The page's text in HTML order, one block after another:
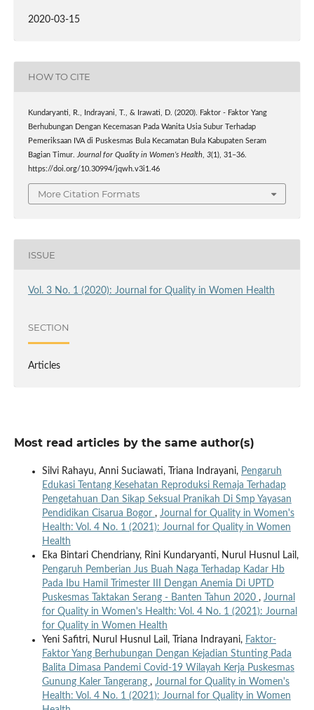
2020-03-15
HOW TO CITE
Kundaryanti, R., Indrayani, T., & Irawati, D. (2020). Faktor - Faktor Yang
Berhubungan Dengan Kecemasan Pada Wanita Usia Subur Terhadap
Pemeriksaan IVA di Puskesmas Bula Kecamatan Bula Kabupaten Seram
Bagian Timur.
Journal for Quality in Women’s Health, 3(1), 31–36.
https://doi.org/10.30994/jqwh.v3i1.46
More Citation Formats
ISSUE
Vol. 3 No. 1 (2020): Journal for Quality in Women Health
SECTION
Articles
Most read articles by the same author(s)
Silvi Rahayu, Anni Suciawati, Triana Indrayani, Pengaruh
Edukasi Tentang Kesehatan Reproduksi Remaja Terhadap
Pengetahuan Dan Sikap Seksual Pranikah Di Smp Yayasan
Pendidikan Cisarua Bogor , Journal for Quality in Women's
Health: Vol. 4 No. 1 (2021): Journal for Quality in Women
Health
Eka Bintari Chendriany, Rini Kundaryanti, Nurul Husnul Lail,
Pengaruh Pemberian Jus Buah Naga Terhadap Kadar Hb
Pada Ibu Hamil Trimester III Dengan Anemia Di UPTD
Puskesmas Taktakan Serang - Banten Tahun 2020 , Journal
for Quality in Women's Health: Vol. 4 No. 1 (2021): Journal
for Quality in Women Health
Yeni Safitri, Nurul Husnul Lail, Triana Indrayani, Faktor-
Faktor Yang Berhubungan Dengan Kejadian Stunting Pada
Balita Dimasa Pandemi Covid-19 Wilayah Kerja Puskesmas
Gunung Kaler Tangerang , Journal for Quality in Women's
Health: Vol. 4 No. 1 (2021): Journal for Quality in Women